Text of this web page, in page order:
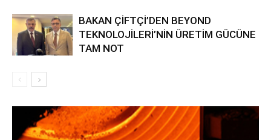
BAKAN ÇİFTÇİ’DEN BEYOND
TEKNOLOJİLERİ’NİN ÜRETİM GÜCÜNE
TAM NOT